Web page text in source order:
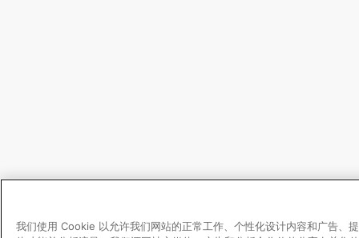
我们使用 Cookie 以允许我们网站的正常工作、个性化设计内容和广告、